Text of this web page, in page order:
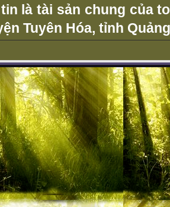
là tài sản chung của
Tuyên Hóa, tỉnh